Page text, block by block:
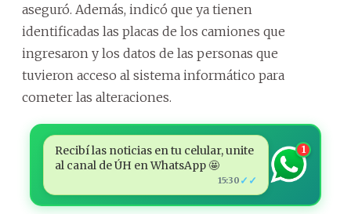
aseguró. Además, indicó que ya tienen
identificadas las placas de los camiones que
ingresaron y los datos de las personas que
tuvieron acceso al sistema informático para
cometer las alteraciones.
Recibí las noticias en tu celular, unite
al canal de ÚH en WhatsApp 🤩
15:30 ✓✓
1